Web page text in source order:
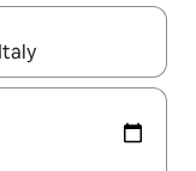
je procházet pomocí